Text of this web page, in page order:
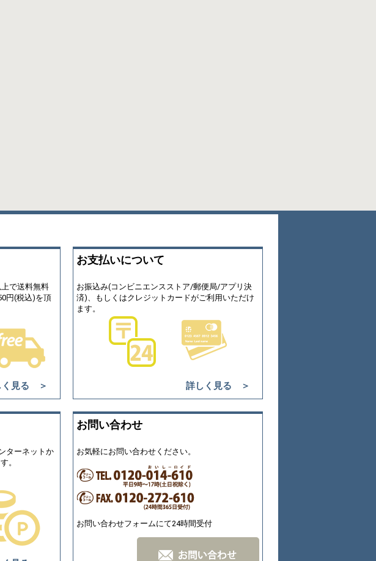
で送料無料
円(税込)を頂
く見る ＞
お支払いについて
お振込み(コンビニエンスストア/郵便局/アプリ決
済)、もしくはクレジットカードがご利用いただけ
ます。
詳しく見る ＞
ターネットか
。
お問い合わせ
お気軽にお問い合わせください。
お問い合わせフォームにて24時間受付